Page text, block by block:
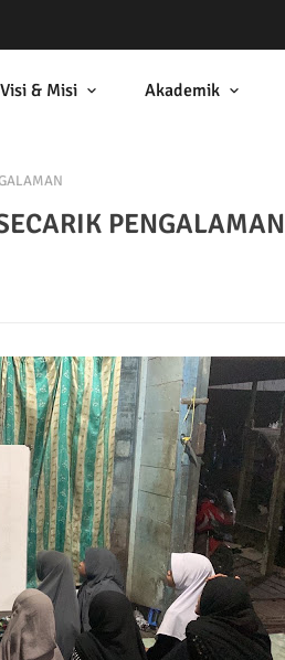
Visi & Misi Akademik
PENGALAMAN